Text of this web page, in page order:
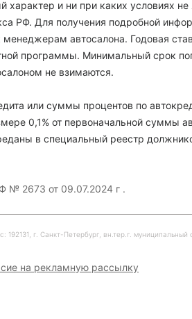
и ни при каких условиях не
РФ. Для получения подробной
автосалона. Годовая
программы. Минимальный срок
не взимаются.
или суммы процентов по
0,1% от первоначальной суммы
в специальный реестр
№ 2673 от 09.07.2024 г .
г. Санкт-Петербург, вн.тер.г.
на рекламную рассылку